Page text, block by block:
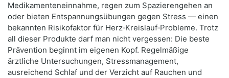
Medikamenteneinnahme, regen zum Spazierengehen an
oder bieten Entspannungsübungen gegen Stress — einen
bekannten Risikofaktor für Herz‑Kreislauf‑Probleme. Trotz
all dieser Produkte darf man nicht vergessen: Die beste
Prävention beginnt im eigenen Kopf. Regelmäßige
ärztliche Untersuchungen, Stressmanagement,
ausreichend Schlaf und der Verzicht auf Rauchen und